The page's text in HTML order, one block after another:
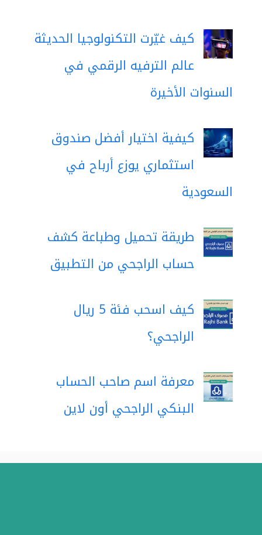
كيف غيّرت التكنولوجيا الحديثة
عالم الترفيه الرقمي في
السنوات الأخيرة
كيفية اختيار أفضل صندوق
استثماري يوزع أرباح في
السعودية
طريقة تحميل وطباعة كشف
حساب الراجحي من التطبيق
كيف اسحب فئة 5 ريال
الراجحي؟
معرفة اسم صاحب الحساب
البنكي الراجحي أون لاين